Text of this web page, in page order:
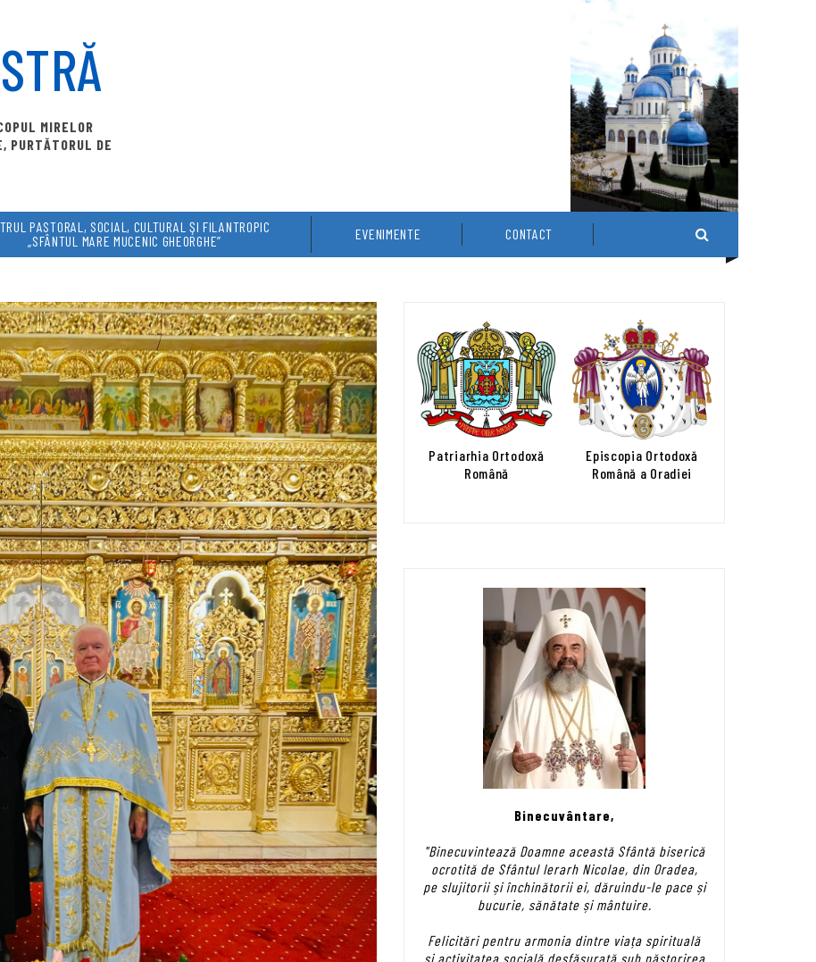
MIRELOR
PURTĂTORUL DE
PASTORAL, SOCIAL, CULTURAL ŞI FILANTROPIC
„SFÂNTUL MARE MUCENIC GHEORGHE”
EVENIMENTE CONTACT
Patriarhia Ortodoxă
Română
Episcopia Ortodoxă
Română a Oradiei
Binecuvântare,
"Binecuvintează Doamne această Sfântă biserică
ocrotită de Sfântul Ierarh Nicolae, din Oradea,
pe slujitorii și închinătorii ei, dăruindu-le pace și
bucurie, sănătate și mântuire.
Felicitări pentru armonia dintre viața spirituală
și activitatea socială desfășurată sub păstorirea